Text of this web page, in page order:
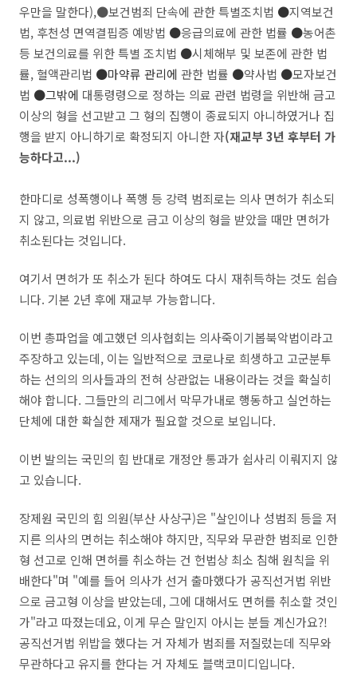
우만을 말한다),●보건범죄 단속에 관한 특별조치법 ●지역보건
법, 후천성 면역결핍증 예방법 ●응급의료에 관한 법률 ●농어촌
등 보건의료를 위한 특별 조치법 ●시체해부 및 보존에 관한 법
률, 혈액관리법 ●마약류 관리에 관한 법률 ●약사법 ●모자보건
법 ●그밖에 대통령령으로 정하는 의료 관련 법령을 위반해 금고
이상의 형을 선고받고 그 형의 집행이 종료되지 아니하였거나 집
행을 받지 아니하기로 확정되지 아니한 자(재교부 3년 후부터 가
능하다고...)
한마디로 성폭행이나 폭행 등 강력 범죄로는 의사 면허가 취소되
지 않고, 의료법 위반으로 금고 이상의 형을 받았을 때만 면허가
취소된다는 것입니다.
여기서 면허가 또 취소가 된다 하여도 다시 재취득하는 것도 쉽습
니다. 기본 2년 후에 재교부 가능합니다.
이번 총파업을 예고했던 의사협회는 의사죽이기봅북악법이라고
주장하고 있는데, 이는 일반적으로 코로나로 희생하고 고군분투
하는 선의의 의사들과의 전혀 상관없는 내용이라는 것을 확실히
해야 합니다. 그들만의 리그에서 막무가내로 행동하고 실언하는
단체에 대한 확실한 제재가 필요할 것으로 보입니다.
이번 발의는 국민의 힘 반대로 개정안 통과가 쉽사리 이뤄지지 않
고 있습니다.
장제원 국민의 힘 의원(부산 사상구)은 "살인이나 성범죄 등을 저
지른 의사의 면허는 취소해야 하지만, 직무와 무관한 범죄로 인한
형 선고로 인해 면허를 취소하는 건 헌법상 최소 침해 원칙을 위
배한다"며 "예를 들어 의사가 선거 출마했다가 공직선거법 위반
으로 금고형 이상을 받았는데, 그에 대해서도 면허를 취소할 것인
가"라고 따졌는데요, 이게 무슨 말인지 아시는 분들 계신가요?!
공직선거법 위밥을 했다는 거 자체가 범죄를 저질렀는데 직무와
무관하다고 유지를 한다는 거 자체도 블랙코미디입니다.